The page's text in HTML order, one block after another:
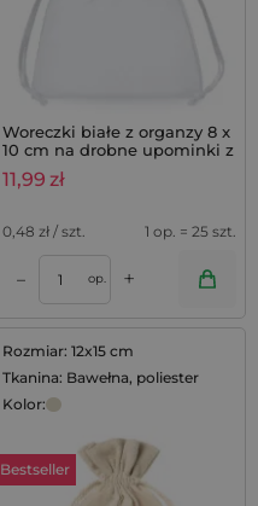
Woreczki białe z organzy 8 x
10 cm na drobne upominki z
lawendą - 25 szt.
11,99 zł
0,48 zł / szt. 1 op. = 25 szt.
– op. +
Rozmiar: 12x15 cm
Tkanina: Bawełna, poliester
Kolor:
Bestseller